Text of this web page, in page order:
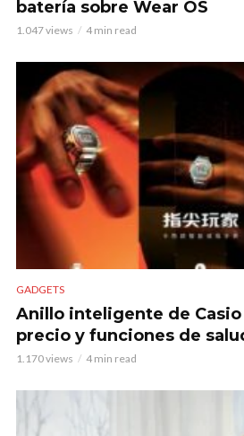
batería sobre Wear OS
1.047 views 4 min read
GADGETS
Anillo inteligente de
precio y funciones de
1.170 views 4 min read